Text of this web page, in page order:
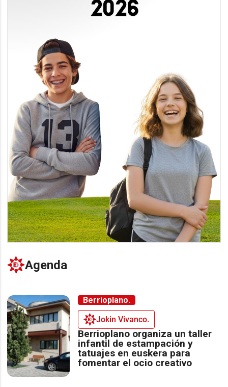
Agenda
Berrioplano.
Jokin Vivanco.
Berrioplano organiza un taller
infantil de estampación y
tatuajes en euskera para
fomentar el ocio creativo